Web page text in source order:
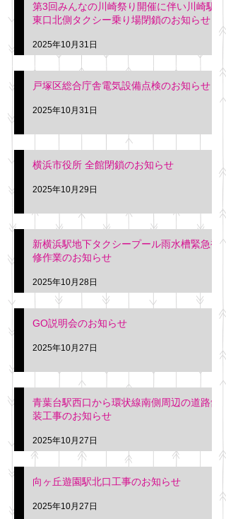
第3回みんなの川崎祭り開催に伴い川崎駅
東口北側タクシー乗り場閉鎖のお知らせ
2025年10月31日
戸塚区総合庁舎電気設備点検のお知らせ
2025年10月31日
横浜市役所 全館閉鎖のお知らせ
2025年10月29日
新横浜駅地下タクシープール雨水槽緊急補
修作業のお知らせ
2025年10月28日
GO説明会のお知らせ
2025年10月27日
青葉台駅西口から環状線南側周辺の道路舗
装工事のお知らせ
2025年10月27日
向ヶ丘遊園駅北口工事のお知らせ
2025年10月27日